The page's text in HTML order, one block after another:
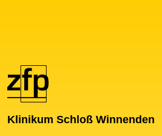
Klinikum Schloß Winnenden